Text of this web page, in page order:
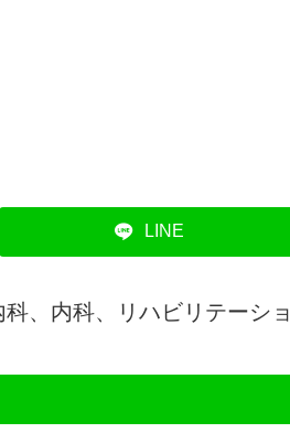
LINE
、内科、リハビリテーショ